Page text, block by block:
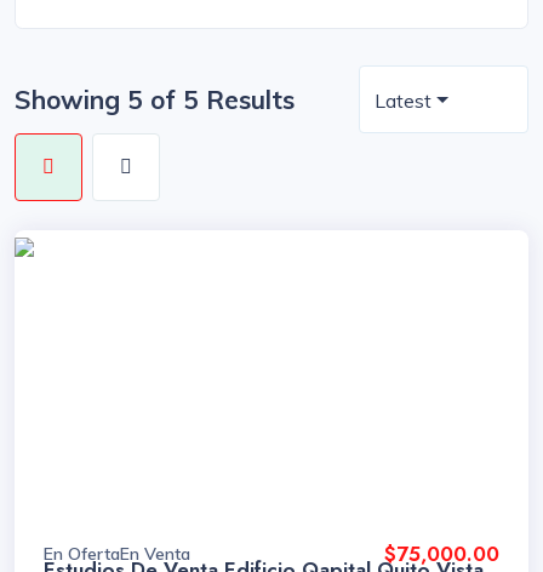
Showing 5 of 5 Results Latest
En OfertaEn Venta $75,000.00